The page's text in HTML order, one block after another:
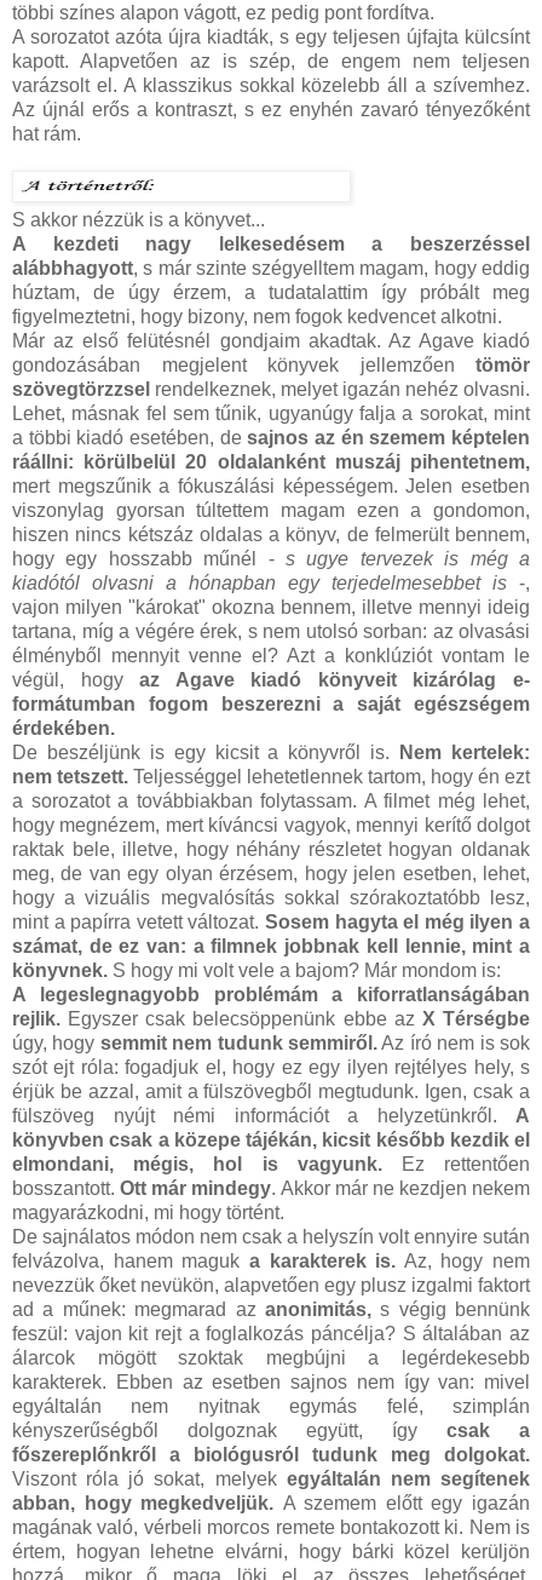
többi színes alapon vágott, ez pedig pont fordítva.
A sorozatot azóta újra kiadták, s egy teljesen újfajta külcsínt
kapott. Alapvetően az is szép, de engem nem teljesen
varázsolt el. A klasszikus sokkal közelebb áll a szívemhez.
Az újnál erős a kontraszt, s ez enyhén zavaró tényezőként
hat rám.
S akkor nézzük is a könyvet...
A kezdeti nagy lelkesedésem a beszerzéssel
alábbhagyott, s már szinte szégyelltem magam, hogy eddig
húztam, de úgy érzem, a tudatalattim így próbált meg
figyelmeztetni, hogy bizony, nem fogok kedvencet alkotni.
Már az első felütésnél gondjaim akadtak. Az Agave kiadó
gondozásában megjelent könyvek jellemzően tömör
szövegtörzzsel rendelkeznek, melyet igazán nehéz olvasni.
Lehet, másnak fel sem tűnik, ugyanúgy falja a sorokat, mint
a többi kiadó esetében, desajnos az én szemem képtelen
ráállni: körülbelül 20 oldalanként muszáj pihentetnem,
mert megszűnik a fókuszálási képességem. Jelen esetben
viszonylag gyorsan túltettem magam ezen a gondomon,
hiszen nincs kétszáz oldalas a könyv, de felmerült bennem,
hogy egy hosszabb műnél - s ugye tervezek is még a
kiadótól olvasni a hónapban egy terjedelmesebbet is -,
vajon milyen "károkat" okozna bennem, illetve mennyi ideig
tartana, míg a végére érek, s nem utolsó sorban: az olvasási
élményből mennyit venne el? Azt a konklúziót vontam le
végül, hogyaz Agave kiadó könyveit kizárólag e-
formátumban fogom beszerezni a saját egészségem
érdekében.
De beszéljünk is egy kicsit a könyvről is.
Nem kertelek:
nem tetszett. Teljességgel lehetetlennek tartom, hogy én ezt
a sorozatot a továbbiakban folytassam. A filmet még lehet,
hogy megnézem, mert kíváncsi vagyok, mennyi kerítő dolgot
raktak bele, illetve, hogy néhány részletet hogyan oldanak
meg, de van egy olyan érzésem, hogy jelen esetben, lehet,
hogy a vizuális megvalósítás sokkal szórakoztatóbb lesz,
mint a papírra vetett változat. Sosem hagyta el még ilyen a
számat, de ez van: a filmnek jobbnak kell lennie, mint a
könyvnek. S hogy mi volt vele a bajom? Már mondom is:
A legeslegnagyobb problémám a kiforratlanságában
rejlik. Egyszer csak belecsöppenünk ebbe az X Térségbe
úgy, hogy semmit nem tudunk semmiről.Az író nem is sok
szót ejt róla: fogadjuk el, hogy ez egy ilyen rejtélyes hely, s
érjük be azzal, amit a fülszövegből megtudunk. Igen, csak a
fülszöveg nyújt némi információt a helyzetünkről. A
könyvben csak a közepe tájékán, kicsit később kezdik el
elmondani, mégis, hol is vagyunk.
Ez rettentően
bosszantott.Ott már mindegy. Akkor már ne kezdjen nekem
magyarázkodni, mi hogy történt.
De sajnálatos módon nem csak a helyszín volt ennyire sután
felvázolva, hanem maguk a karakterek is. Az, hogy nem
nevezzük őket nevükön, alapvetően egy plusz izgalmi faktort
ad a műnek: megmarad az anonimitás,s végig bennünk
feszül: vajon kit rejt a foglalkozás páncélja? S általában az
álarcok mögött szoktak megbújni a legérdekesebb
karakterek. Ebben az esetben sajnos nem így van: mivel
egyáltalán nem nyitnak egymás felé, szimplán
kényszerűségből dolgoznak együtt, így csak a
főszereplőnkről a biológusról tudunk meg dolgokat.
Viszont róla jó sokat, melyek egyáltalán nem segítenek
abban, hogy megkedveljük. A szemem előtt egy igazán
magának való, vérbeli morcos remete bontakozott ki. Nem is
értem, hogyan lehetne elvárni, hogy bárki közel kerüljön
hozzá, mikor ő maga löki el az összes lehetőséget.